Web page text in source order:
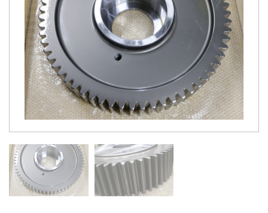
技術提案事例
お役立ち情報
よくある質問
特注ギヤ製造の流れ
動画ライブラリ